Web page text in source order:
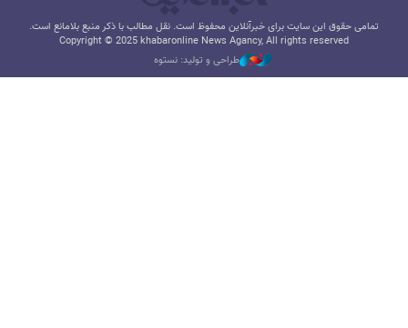
تمامی حقوق این سایت برای خبرآنلاین محفوظ است. نقل مطالب با ذکر منبع بلامانع است.
Copyright © 2025 khabaronline News Agancy, All rights reserved
طراحی و تولید: نستوه